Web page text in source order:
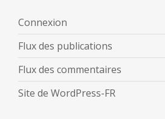
Connexion
Flux des publications
Flux des commentaires
Site de WordPress-FR